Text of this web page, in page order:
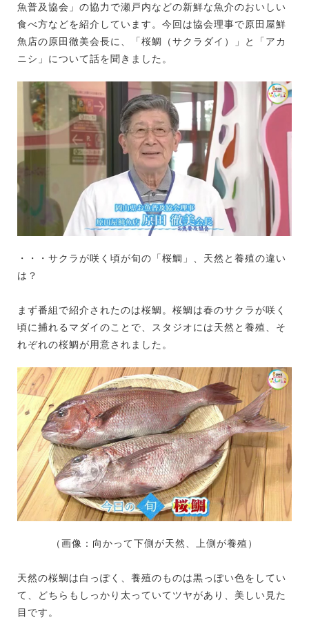
魚普及協会」の協力で瀬戸内などの新鮮な魚介のおいしい
食べ方などを紹介しています。今回は協会理事で原田屋鮮
魚店の原田徹美会長に、「桜鯛（サクラダイ）」と「アカ
ニシ」について話を聞きました。
・・・サクラが咲く頃が旬の「桜鯛」、天然と養殖の違い
は？
まず番組で紹介されたのは桜鯛。桜鯛は春のサクラが咲く
頃に捕れるマダイのことで、スタジオには天然と養殖、そ
れぞれの桜鯛が用意されました。
（画像：向かって下側が天然、上側が養殖）
天然の桜鯛は白っぽく、養殖のものは黒っぽい色をしてい
て、どちらもしっかり太っていてツヤがあり、美しい見た
目です。